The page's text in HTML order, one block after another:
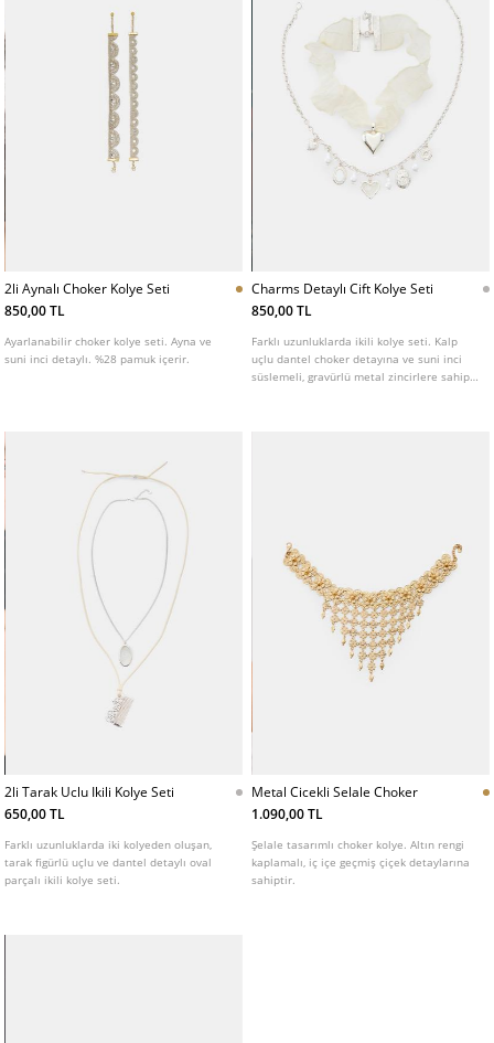
2li Aynalı Choker Kolye Seti
850,00 TL
Ayarlanabilir choker kolye seti. Ayna ve
suni inci detaylı. %28 pamuk içerir.
Charms Detaylı Cift Kolye Seti
850,00 TL
Farklı uzunluklarda ikili kolye seti. Kalp
uçlu dantel choker detayına ve suni inci
süslemeli, gravürlü metal zincirlere sahip
2li Tarak Uclu Ikili Kolye Seti
650,00 TL
Farklı uzunluklarda iki kolyeden oluşan,
tarak figürlü uçlu ve dantel detaylı oval
parçalı ikili kolye seti.
Metal Cicekli Selale Choker
1.090,00 TL
Şelale tasarımlı choker kolye. Altın rengi
kaplamalı, iç içe geçmiş çiçek detaylarına
sahiptir.